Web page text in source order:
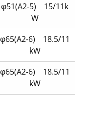
φ51(A2-5) 15/11k
W
φ65(A2-6) 18.5/11
kW
φ65(A2-6) 18.5/11
kW